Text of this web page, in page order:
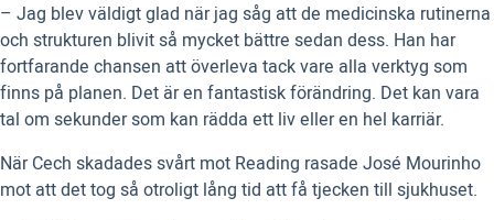
– Jag blev väldigt glad när jag såg att de medicinska rutinerna
och strukturen blivit så mycket bättre sedan dess. Han har
fortfarande chansen att överleva tack vare alla verktyg som
finns på planen. Det är en fantastisk förändring. Det kan vara
tal om sekunder som kan rädda ett liv eller en hel karriär.
När Cech skadades svårt mot Reading rasade José Mourinho
mot att det tog så otroligt lång tid att få tjecken till sjukhuset.